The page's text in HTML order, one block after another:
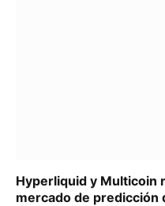
Hyperliquid y Multicoin
mercado de predicción